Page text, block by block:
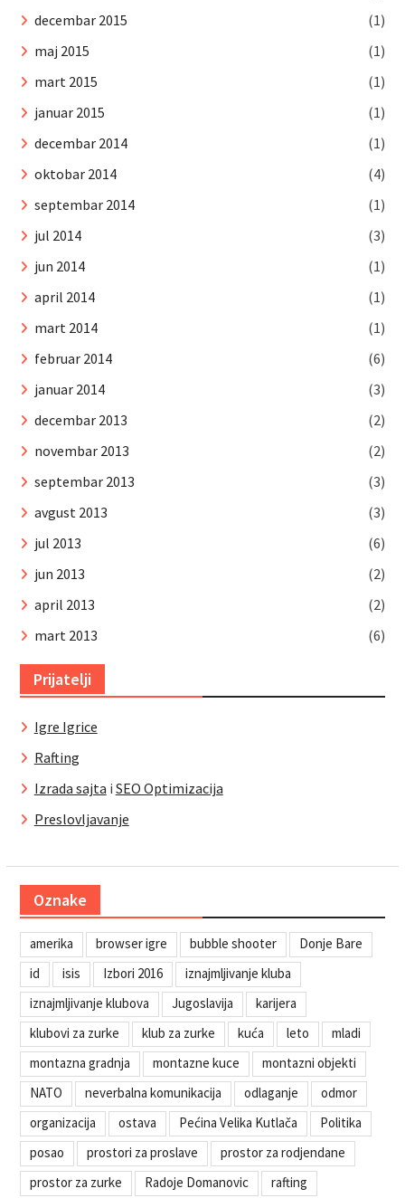
decembar 2015
(1)
maj 2015
(1)
mart 2015
(1)
januar 2015
(1)
decembar 2014
(1)
oktobar 2014
(4)
septembar 2014
(1)
jul 2014
(3)
jun 2014
(1)
april 2014
(1)
mart 2014
(1)
februar 2014
(6)
januar 2014
(3)
decembar 2013
(2)
novembar 2013
(2)
septembar 2013
(3)
avgust 2013
(3)
jul 2013
(6)
jun 2013
(2)
april 2013
(2)
mart 2013
(6)
Prijatelji
Igre Igrice
Rafting
Izrada sajta i SEO Optimizacija
Preslovljavanje
Oznake
amerika browser igre bubble shooter
Donje Bare
id
isis Izbori 2016
iznajmljivanje kluba
iznajmljivanje klubova
Jugoslavija
karijera
klubovi za zurke
klub za zurke kuća leto
mladi
montazna gradnja
montazne kuce
montazni objekti
NATO
neverbalna komunikacija odlaganje
odmor
organizacija
ostava Pećina Velika Kutlača
Politika
posao
prostori za proslave
prostor za rodjendane
prostor za zurke
Radoje Domanovic rafting